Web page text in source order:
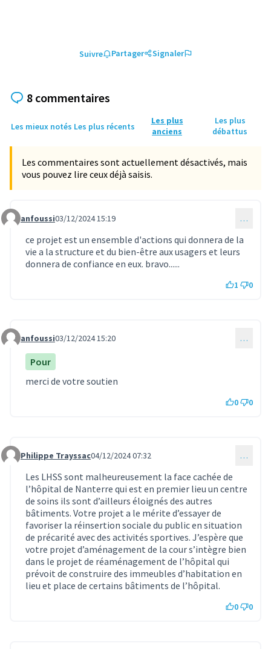
Suivre Partager Signaler
8 commentaires
Les mieux notés Les plus récents
Les plus
anciens
Les plus
débattus
Les commentaires sont actuellement désactivés, mais
vous pouvez lire ceux déjà saisis.
Commentaire 1294
anfoussi03/12/2024 15:19 …
ce projet est un ensemble d'actions qui donnera de la
vie a la structure et du bien-être aux usagers et leurs
donnera de confiance en eux. bravo......
1 0
Commentaire 1295
anfoussi03/12/2024 15:20 …
Pour
merci de votre soutien
0 0
Commentaire 1297
Philippe Trayssac04/12/2024 07:32 …
Les LHSS sont malheureusement la face cachée de
l’hôpital de Nanterre qui est en premier lieu un centre
de soins ils sont d’ailleurs éloignés des autres
bâtiments. Votre projet a le mérite d’essayer de
favoriser la réinsertion sociale du public en situation
de précarité avec des activités sportives. J’espère que
votre projet d’aménagement de la cour s’intègre bien
dans le projet de réaménagement de l’hôpital qui
prévoit de construire des immeubles d’habitation en
lieu et place de certains bâtiments de l’hôpital.
0 0